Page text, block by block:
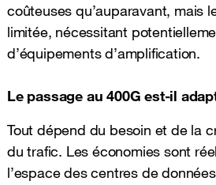
coûteuses qu’auparavant, mais
limitée, nécessitant
d’équipements d’amplification.
Le passage au 400G est-il
Tout dépend du besoin et de la
du trafic. Les économies sont
l’espace des centres de